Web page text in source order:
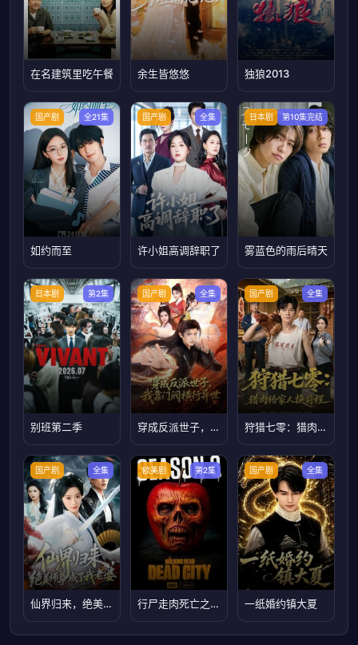
在名建筑里吃午餐 余生皆悠悠 独狼2013
国产剧 全21集
如约而至
国产剧 全集
许小姐高调辞职了
日本剧 第10集完结
雾蓝色的雨后晴天
日本剧 第2集
别班第二季
国产剧 全集
穿成反派世子，我靠门阀横行异世
国产剧 全集
狩猎七零：猎肉给家人换前程
国产剧 全集
仙界归来，绝美师尊成了我老婆
欧美剧 第2集
行尸走肉死亡之城第三季
国产剧 全集
一纸婚约镇大夏